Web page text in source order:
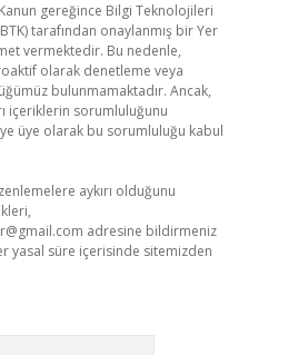
Kanun gereğince Bilgi Teknolojileri
tarafından onaylanmış bir Yer
vermektedir. Bu nedenle,
olarak denetleme veya
bulunmamaktadır. Ancak,
içeriklerin sorumluluğunu
üye olarak bu sorumluluğu kabul
aykırı olduğunu
adresine bildirmeniz
yasal süre içerisinde sitemizden